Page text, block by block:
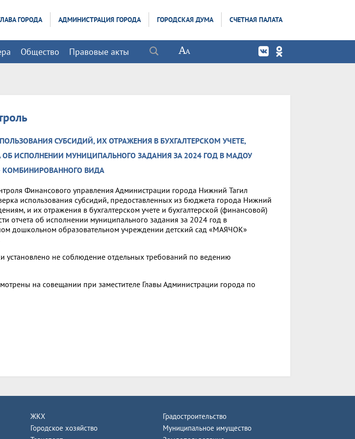
ГОРОДА АДМИНИСТРАЦИЯ ГОРОДА ГОРОДСКАЯ ДУМА СЧЕТНАЯ ПАЛАТА
Общество Правовые акты
СУБСИДИЙ, ИХ ОТРАЖЕНИЯ В БУХГАЛТЕРСКОМ УЧЕТЕ,
ОБ ИСПОЛНЕНИИ МУНИЦИПАЛЬНОГО ЗАДАНИЯ ЗА 2024 ГОД В МАДОУ
КОМБИНИРОВАННОГО ВИДА
Финансового управления Администрации города Нижний Тагил
использования субсидий, предоставленных из бюджета города Нижний
и их отражения в бухгалтерском учете и бухгалтерской (финансовой)
отчета об исполнении муниципального задания за 2024 год в
дошкольном образовательном учреждении детский сад «МАЯЧОК»
установлено не соблюдение отдельных требований по ведению
на совещании при заместителе Главы Администрации города по
ЖКХ
Городское хозяйство
Градостроительство
Муниципальное имущество